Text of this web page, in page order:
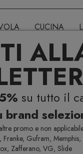
su tutto il
brand
promo e non
Gufram,
Zafferano, VG, Slide
CUCINA
Tostapane